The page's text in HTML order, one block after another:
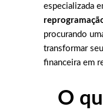
especializada
procurando
transformar
financeira em
O